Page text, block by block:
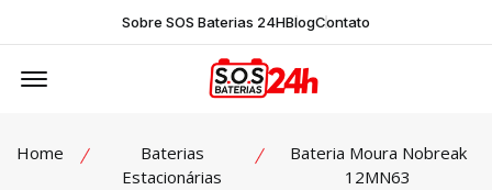
Sobre SOS Baterias 24HBlogContato
Home
Baterias
Estacionárias
Bateria Moura Nobreak
12MN63